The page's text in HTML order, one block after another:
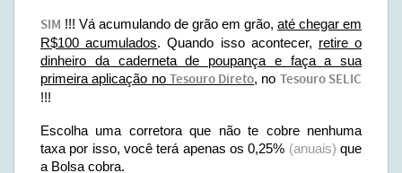
SIM !!! Vá acumulando de grão em grão, até chegar em
R$100 acumulados. Quando isso acontecer, retire o
dinheiro da caderneta de poupança e faça a sua
primeira aplicação no Tesouro Direto, no Tesouro SELIC
!!!
Escolha uma corretora que não te cobre nenhuma
taxa por isso, você terá apenas os 0,25% (anuais) que
a Bolsa cobra.